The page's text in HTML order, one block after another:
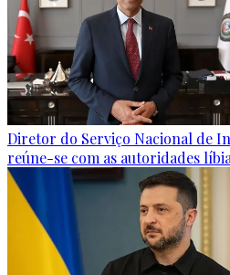
Diretor do Serviço Nacional de
reúne-se com as autoridades